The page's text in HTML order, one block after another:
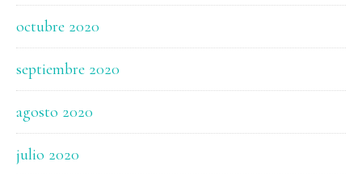
octubre 2020
septiembre 2020
agosto 2020
julio 2020